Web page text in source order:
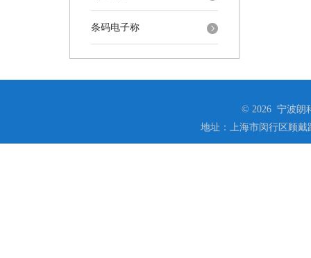
条码电子称
© 2026 宁波朗
地址：上海市闵行区顾